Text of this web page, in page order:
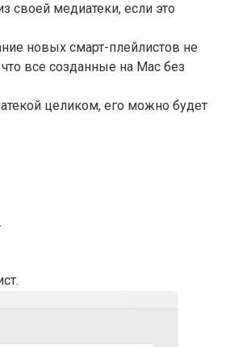
своей медиатеки, если это
новых смарт-плейлистов не
все созданные на Mac без
целиком, его можно будет